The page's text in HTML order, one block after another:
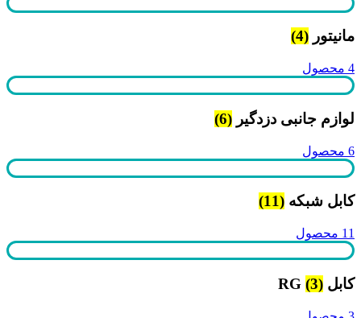
مانیتور (4)
4 محصول
لوازم جانبی دزدگیر (6)
6 محصول
کابل شبکه (11)
11 محصول
کابل RG (3)